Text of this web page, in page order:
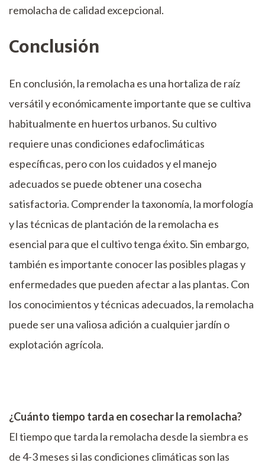
remolacha de calidad excepcional.
Conclusión
En conclusión, la remolacha es una hortaliza de raíz
versátil y económicamente importante que se cultiva
habitualmente en huertos urbanos. Su cultivo
requiere unas condiciones edafoclimáticas
específicas, pero con los cuidados y el manejo
adecuados se puede obtener una cosecha
satisfactoria. Comprender la taxonomía, la morfología
y las técnicas de plantación de la remolacha es
esencial para que el cultivo tenga éxito. Sin embargo,
también es importante conocer las posibles plagas y
enfermedades que pueden afectar a las plantas. Con
los conocimientos y técnicas adecuados, la remolacha
puede ser una valiosa adición a cualquier jardín o
explotación agrícola.
¿Cuánto tiempo tarda en cosechar la remolacha?
El tiempo que tarda la remolacha desde la siembra es
de 4-3 meses si las condiciones climáticas son las